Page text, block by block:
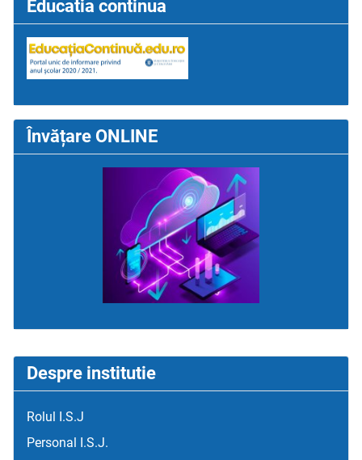
Despre institutie
Rolul I.S.J
Personal I.S.J.
Educatia continua
Învățare ONLINE